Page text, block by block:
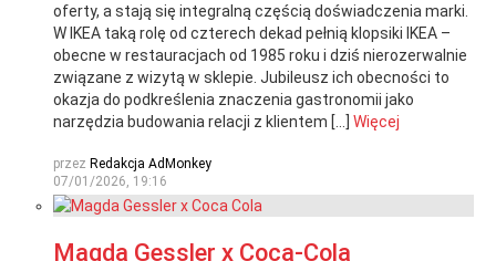
oferty, a stają się integralną częścią doświadczenia marki.
W IKEA taką rolę od czterech dekad pełnią klopsiki IKEA –
obecne w restauracjach od 1985 roku i dziś nierozerwalnie
związane z wizytą w sklepie. Jubileusz ich obecności to
okazja do podkreślenia znaczenia gastronomii jako
narzędzia budowania relacji z klientem […] Więcej
przez Redakcja AdMonkey
07/01/2026, 19:16
Magda Gessler x Coca-Cola